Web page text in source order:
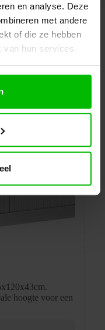
en analyse. Deze
met andere
of die ze hebben
van hun services.
hoogte voor een